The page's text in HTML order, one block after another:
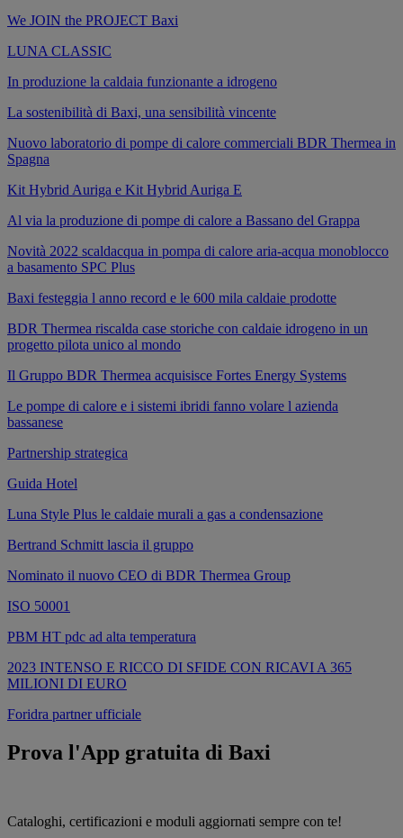
We JOIN the PROJECT Baxi
LUNA CLASSIC
In produzione la caldaia funzionante a idrogeno
La sostenibilità di Baxi, una sensibilità vincente
Nuovo laboratorio di pompe di calore commerciali BDR Thermea in
Spagna
Kit Hybrid Auriga e Kit Hybrid Auriga E
Al via la produzione di pompe di calore a Bassano del Grappa
Novità 2022 scaldacqua in pompa di calore aria-acqua monoblocco
a basamento SPC Plus
Baxi festeggia l anno record e le 600 mila caldaie prodotte
BDR Thermea riscalda case storiche con caldaie idrogeno in un
progetto pilota unico al mondo
Il Gruppo BDR Thermea acquisisce Fortes Energy Systems
Le pompe di calore e i sistemi ibridi fanno volare l azienda
bassanese
Partnership strategica
Guida Hotel
Luna Style Plus le caldaie murali a gas a condensazione
Bertrand Schmitt lascia il gruppo
Nominato il nuovo CEO di BDR Thermea Group
ISO 50001
PBM HT pdc ad alta temperatura
2023 INTENSO E RICCO DI SFIDE CON RICAVI A 365
MILIONI DI EURO
Foridra partner ufficiale
Prova l'App gratuita di Baxi
Cataloghi, certificazioni e moduli aggiornati sempre con te!